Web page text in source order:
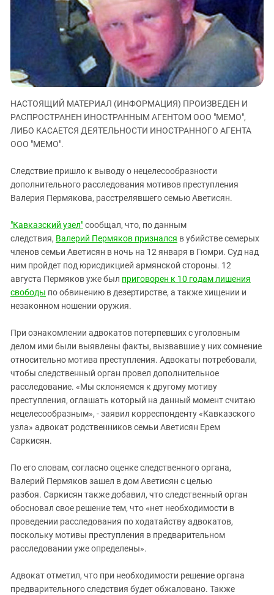
ЗАСТАВЛЯЕТ
КАВКАЗ ЗА ПАЛЕСТИНУ
ИНАКОМЫСЛИЕ В ЧЕЧНЕ
ПРЕСЛЕДОВАНИЕ АКТИВИСТОВ
МОБИЛИЗАЦИЯ И ПРОТЕСТЫ
Кабардино-Балкария
Калмыкия
Карачаево-Черкесия
Краснодарский край
Российская Федерация
Северная Осетия - Алания
СКФО
Ставропольский край
Чечня
Южная Осетия
Южный Кавказ
ЮФО
НАСТОЯЩИЙ МАТЕРИАЛ (ИНФОРМАЦИЯ) ПРОИЗВЕДЕН И
РАСПРОСТРАНЕН ИНОСТРАННЫМ АГЕНТОМ ООО "МЕМО",
ЛИБО КАСАЕТСЯ ДЕЯТЕЛЬНОСТИ ИНОСТРАННОГО АГЕНТА
ООО "МЕМО".
Следствие пришло к выводу о нецелесообразности
дополнительного расследования мотивов преступления
Валерия Пермякова, расстрелявшего семью Аветисян.
"Кавказский узел"сообщал, что, по данным
следствия, Валерий Пермяков признался в убийстве семерых
членов семьи Аветисян в ночь на 12 января в Гюмри. Суд над
ним пройдет под юрисдикцией армянской стороны. 12
августа Пермяков уже был приговорен к 10 годам лишения
свободы по обвинению в дезертирстве, а также хищении и
незаконном ношении оружия.
При ознакомлении адвокатов потерпевших с уголовным
делом ими были выявлены факты, вызвавшие у них сомнение
относительно мотива преступления. Адвокаты потребовали,
чтобы следственный орган провел дополнительное
расследование. «Мы склоняемся к другому мотиву
преступления, оглашать который на данный момент считаю
нецелесообразным», - заявил корреспонденту «Кавказского
узла» адвокат родственников семьи Аветисян Ерем
Саркисян.
По его словам, согласно оценке следственного органа,
Валерий Пермяков зашел в дом Аветисян с целью
разбоя. Саркисян также добавил, что следственный орган
обосновал свое решение тем, что «нет необходимости в
проведении расследования по ходатайству адвокатов,
поскольку мотивы преступления в предварительном
расследовании уже определены».
Адвокат отметил, что при необходимости решение органа
предварительного следствия будет обжаловано. Также